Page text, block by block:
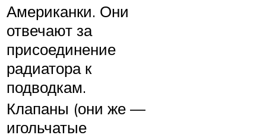
Американки. Они
отвечают за
присоединение
радиатора к
подводкам.
Клапаны (они же —
игольчатые